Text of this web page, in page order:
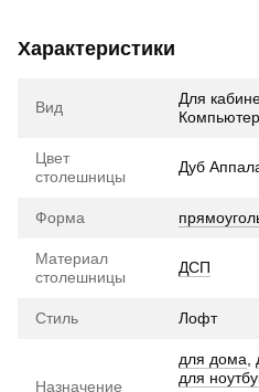
Характеристики
Вид
Для
Цвет
столешницы
Дуб
Форма
Материал
столешницы
ДСП
Стиль Лофт
Назначение
для дома
для